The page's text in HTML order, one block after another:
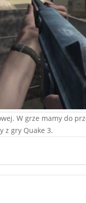
W grze mamy do
z gry Quake 3.